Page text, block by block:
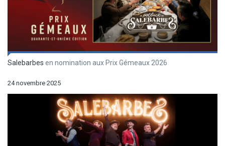
Salebarbes en nomination aux Prix Gémeaux 2026
24 novembre 2025